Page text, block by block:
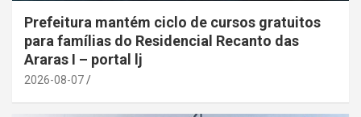
Prefeitura mantém ciclo de cursos gratuitos
para famílias do Residencial Recanto das
Araras I – portal lj
2026-08-07